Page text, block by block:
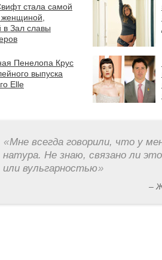
стала самой
в Зал славы
Пенелопа Крус
выпуска
Elle
«Мне всегда говорили, что у
натура. Не знаю, связано ли
или вульгарностью»
–